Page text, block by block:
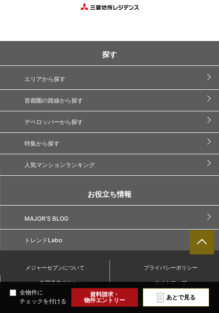
全物件に
チェックを付ける
資料請求・
物件エントリー
あとで見る
探す
エリアから探す
首都圏の路線から探す
デベロッパーから探す
特集から探す
人気マンションランキング
お役立ち情報
MAJOR'S BLOG
トレンドLabo
メジャーセブンについて プライバシーポリシー
外部送信ポリシー サイトマップ
Copyright(C) Major7. All Rights Reserved.